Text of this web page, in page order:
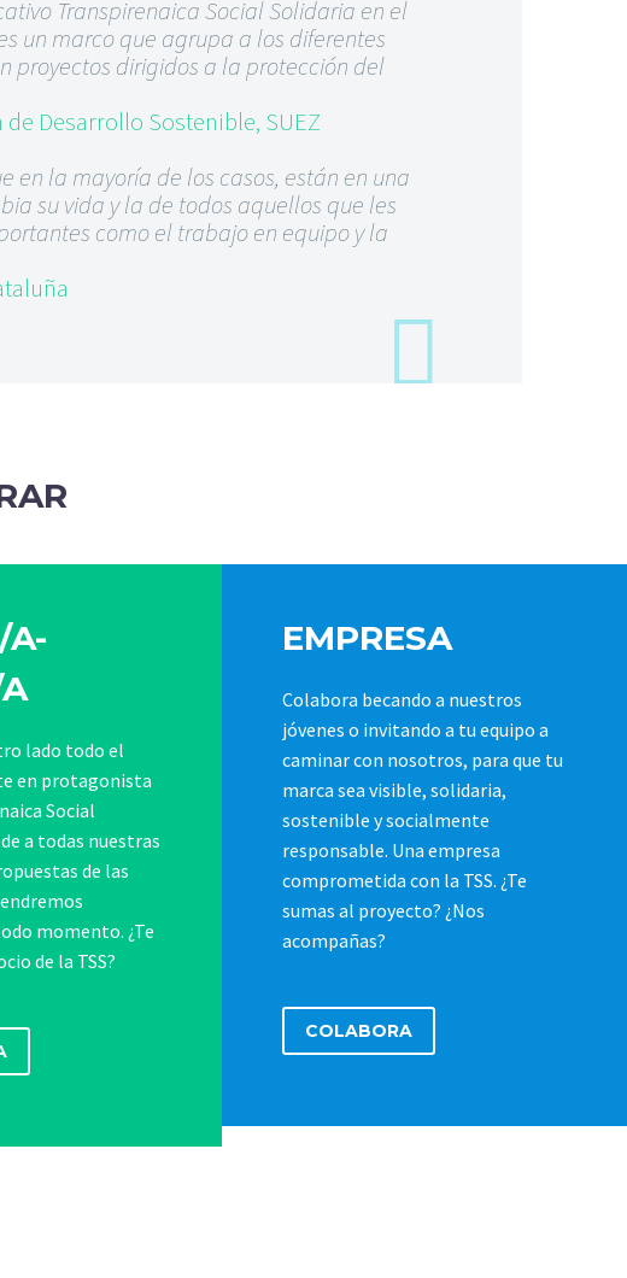
Transpirenaica Social Solidaria en el
un marco que agrupa a los diferentes
proyectos dirigidos a la protección del
Desarrollo Sostenible, SUEZ
en la mayoría de los casos, están en una
su vida y la de todos aquellos que les
como el trabajo en equipo y la
A-
lado todo el
en protagonista
Social
a todas nuestras
de las
momento. ¿Te
de la TSS?
EMPRESA
Colabora becando a nuestros
jóvenes o invitando a tu equipo a
caminar con nosotros, para que tu
marca sea visible, solidaria,
sostenible y socialmente
responsable. Una empresa
comprometida con la TSS. ¿Te
sumas al proyecto? ¿Nos
acompañas?
COLABORA